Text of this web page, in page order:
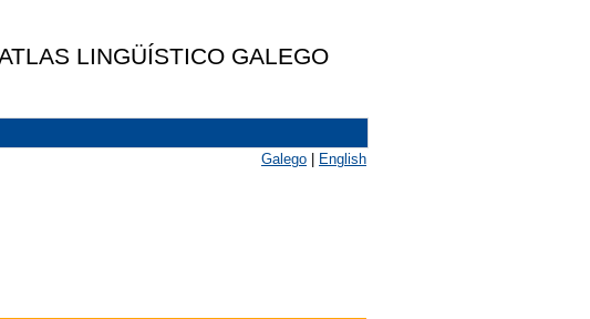
LINGÜÍSTICO GALEGO
Galego
English